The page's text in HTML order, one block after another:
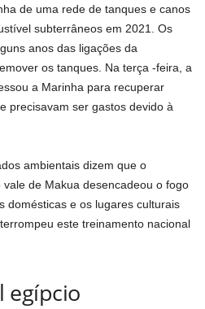
de uma rede de tanques e canos
subterrâneos em 2021. Os
anos das ligações da
os tanques. Na terça -feira, a
a Marinha para recuperar
precisavam ser gastos devido à
ambientais dizem que o
de Makua desencadeou o fogo
domésticas e os lugares culturais
este treinamento nacional
egípcio